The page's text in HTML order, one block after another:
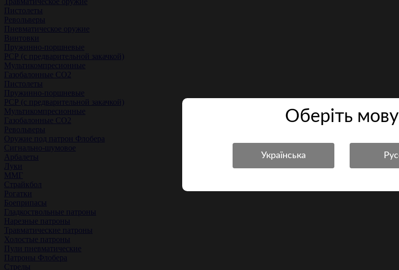
Пистолеты
Револьверы
Пневматическое оружие
Винтовки
Пружинно-поршневые
РСР (с предварительной закачкой)
Мультикомпресионные
Газобалонные СО2
Пистолеты
Пружинно-поршневые
РСР (с предварительной закачкой)
Мультикомпресионные
Газобалонные СО2
Револьверы
Оружие под патрон Флобера
Сигнально-шумовое
Арбалеты
Луки
ММГ
Страйкбол
Рогатки
Боеприпасы
Гладкоствольные патроны
Нарезные патроны
Травматические патроны
Холостые патроны
Пули пневматические
Патроны Флобера
Стрелы
Оберiть мову